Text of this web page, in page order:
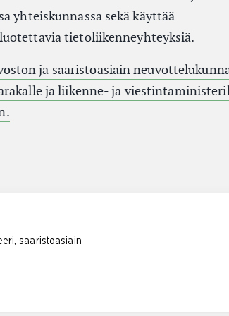
yhteiskunnassa sekä käyttää
tietoliikenneyhteyksiä.
ja saaristoasiain
ja liikenne- ja
saaristoasiain